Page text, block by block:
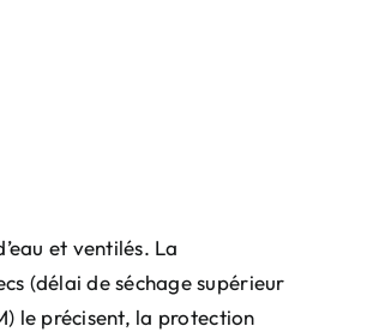
et ventilés. La
(délai de séchage supérieur
le précisent, la protection